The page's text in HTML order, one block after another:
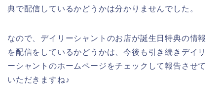
典で配信しているかどうかは分かりませんでした。
なので、デイリーシャントのお店が誕生日特典の情報
を配信をしているかどうかは、今後も引き続きデイリ
ーシャントのホームページをチェックして報告させて
いただきますね♪